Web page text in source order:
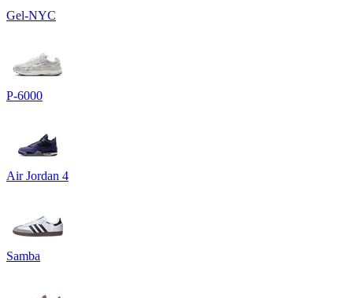
Gel-NYC
P-6000
Air Jordan 4
Samba